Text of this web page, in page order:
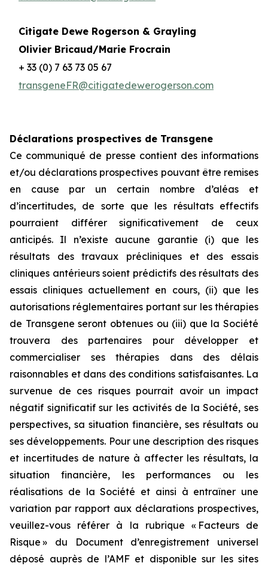
Citigate Dewe Rogerson & Grayling
Olivier Bricaud/Marie Frocrain
+ 33 (0) 7 63 73 05 67
transgeneFR@citigatedewerogerson.com
Déclarations prospectives de Transgene
Ce communiqué de presse contient des informations
et/ou déclarations prospectives pouvant être remises
en cause par un certain nombre d’aléas et
d’incertitudes, de sorte que les résultats effectifs
pourraient différer significativement de ceux
anticipés. Il n’existe aucune garantie (i) que les
résultats des travaux précliniques et des essais
cliniques antérieurs soient prédictifs des résultats des
essais cliniques actuellement en cours, (ii) que les
autorisations réglementaires portant sur les thérapies
de Transgene seront obtenues ou (iii) que la Société
trouvera des partenaires pour développer et
commercialiser ses thérapies dans des délais
raisonnables et dans des conditions satisfaisantes. La
survenue de ces risques pourrait avoir un impact
négatif significatif sur les activités de la Société, ses
perspectives, sa situation financière, ses résultats ou
ses développements. Pour une description des risques
et incertitudes de nature à affecter les résultats, la
situation financière, les performances ou les
réalisations de la Société et ainsi à entraîner une
variation par rapport aux déclarations prospectives,
veuillez-vous référer à la rubrique « Facteurs de
Risque » du Document d’enregistrement universel
déposé auprès de l’AMF et disponible sur les sites